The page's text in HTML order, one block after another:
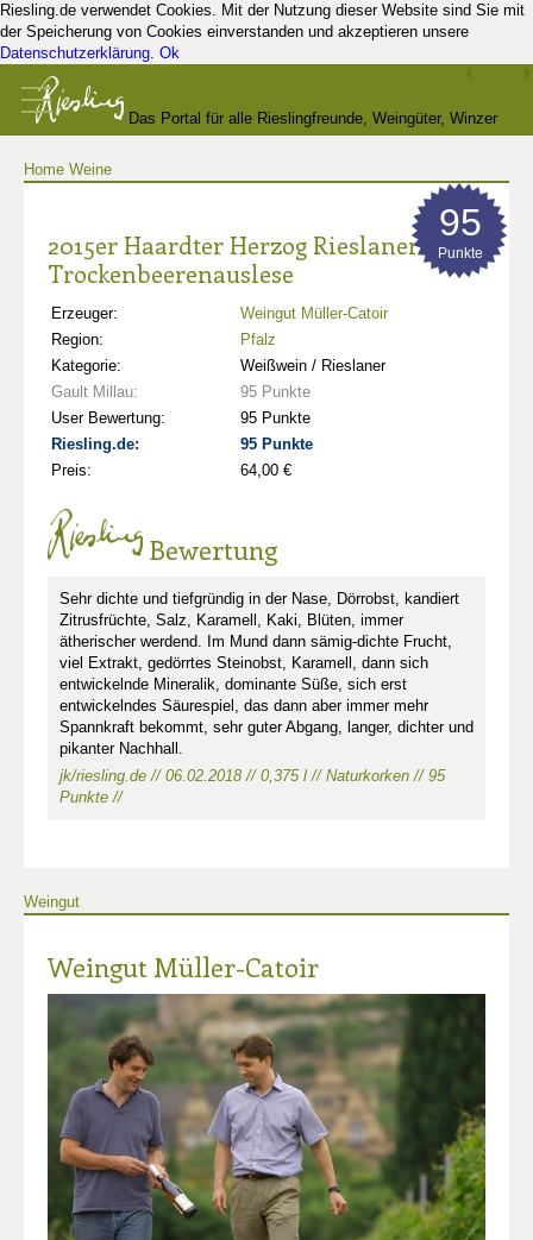
Riesling.de verwendet Cookies. Mit der Nutzung dieser Website sind Sie mit
der Speicherung von Cookies einverstanden und akzeptieren unsere
Datenschutzerklärung. Ok
Das Portal für alle Rieslingfreunde, Weingüter, Winzer
Home Weine
2015er Haardter Herzog Rieslaner
Trockenbeerenauslese
Erzeuger:
Weingut Müller-Catoir
Region:
Pfalz
Kategorie:
Weißwein / Rieslaner
Gault Millau:
95 Punkte
User Bewertung:
95 Punkte
Riesling.de:
95 Punkte
Preis:
64,00 €
95
Punkte
Bewertung
Sehr dichte und tiefgründig in der Nase, Dörrobst, kandiert
Zitrusfrüchte, Salz, Karamell, Kaki, Blüten, immer
ätherischer werdend. Im Mund dann sämig-dichte Frucht,
viel Extrakt, gedörrtes Steinobst, Karamell, dann sich
entwickelnde Mineralik, dominante Süße, sich erst
entwickelndes Säurespiel, das dann aber immer mehr
Spannkraft bekommt, sehr guter Abgang, langer, dichter und
pikanter Nachhall.
jk/riesling.de // 06.02.2018 // 0,375 l // Naturkorken // 95
Punkte //
Weingut
Weingut Müller-Catoir